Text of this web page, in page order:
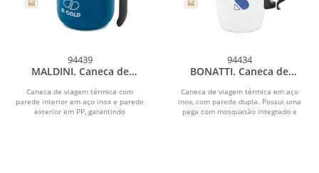
94439
MALDINI. Caneca de
interior em aço inox e
acabamento mate 400 mL
Caneca de viagem térmica com
parede interior em aço inox e parede
exterior em PP, garantindo
94434
BONATTI. Caneca de
inox (400 mL)
Caneca de viagem térmica em aço
inox, com parede dupla. Possui uma
pega com mosquetão integrado e